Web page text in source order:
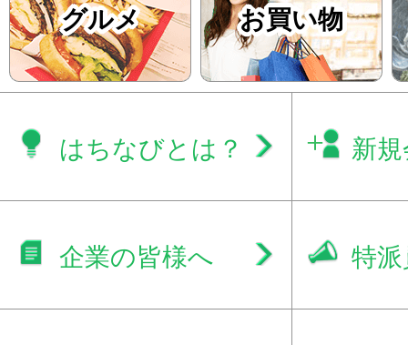
グルメ お買い物
はちなびとは？ 新
企業の皆様へ 特